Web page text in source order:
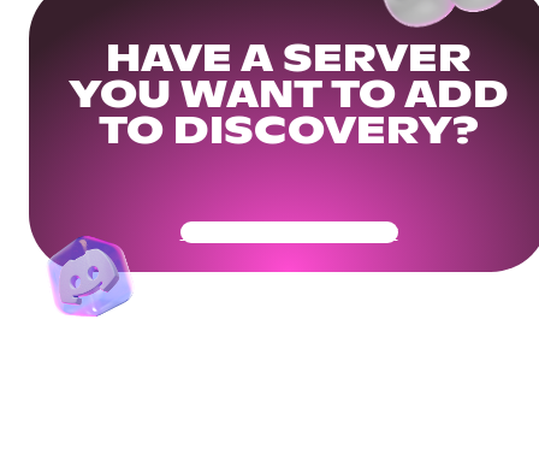
HAVE A SERVER
YOU WANT TO ADD
TO DISCOVERY?
Get Your Community Ready